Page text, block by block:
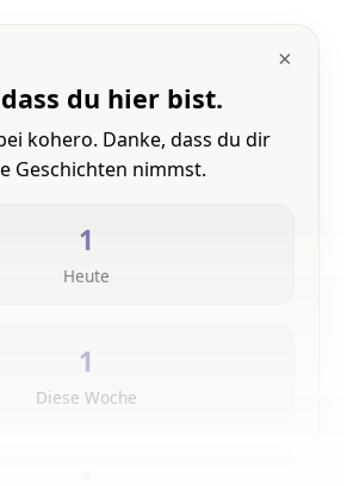
×
dass du hier bist.
kohero. Danke, dass du dir
Geschichten nimmst.
1
Heute
1
Diese Woche